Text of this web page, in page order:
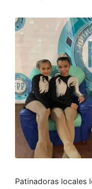
Patinadoras locales